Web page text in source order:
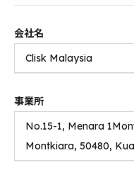
会社名
Clisk Malaysia
事業所
No.15-1, Menara
Montkiara, 50480,